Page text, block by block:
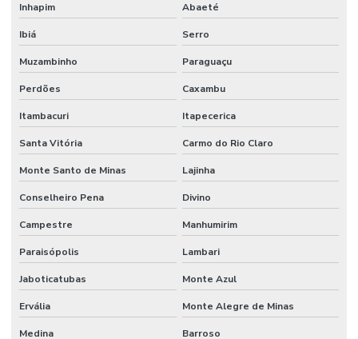
Inhapim Abaeté
Ibiá Serro
Muzambinho Paraguaçu
Perdões Caxambu
Itambacuri Itapecerica
Santa Vitória Carmo do Rio Claro
Monte Santo de Minas Lajinha
Conselheiro Pena Divino
Campestre Manhumirim
Paraisópolis Lambari
Jaboticatubas Monte Azul
Ervália Monte Alegre de Minas
Medina Barroso